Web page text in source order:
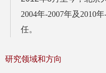
2004年-2007年及2010
任。
研究领域和方向